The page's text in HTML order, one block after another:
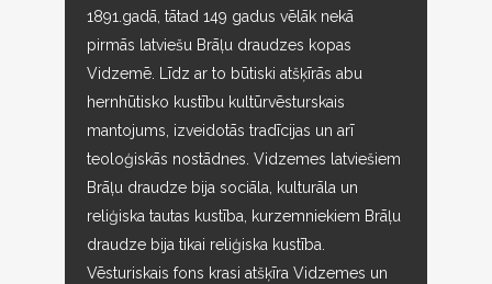
1891.gadā, tātad 149 gadus vēlāk nekā
pirmās latviešu Brāļu draudzes kopas
Vidzemē. Līdz ar to būtiski atšķīrās abu
hernhūtisko kustību kultūrvēsturskais
mantojums, izveidotās tradīcijas un arī
teoloģiskās nostādnes. Vidzemes latviešiem
Brāļu draudze bija sociāla, kulturāla un
reliģiska tautas kustība, kurzemniekiem Brāļu
draudze bija tikai reliģiska kustība.
Vēsturiskais fons krasi atšķīra Vidzemes un